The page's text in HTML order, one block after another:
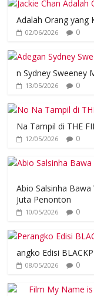
Adalah Orang yang
02/06/2026 0
n Sydney Sweeney
13/05/2026 0
Na Tampil di THE
12/05/2026 0
Abio Salsinha
Juta Penonton
10/05/2026 0
angko Edisi
08/05/2026 0